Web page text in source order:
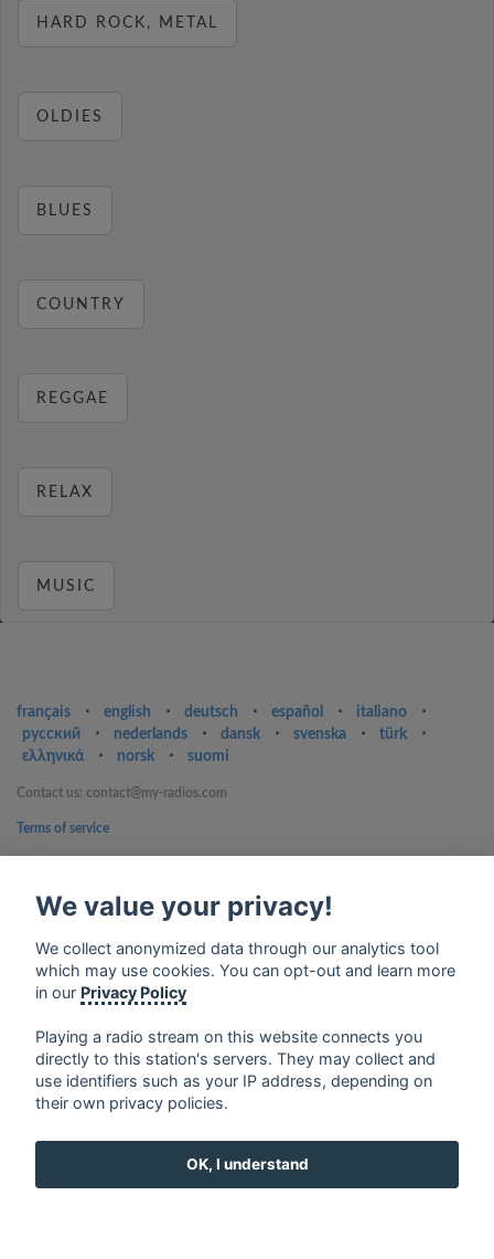
HARD ROCK, METAL
OLDIES
BLUES
COUNTRY
REGGAE
RELAX
MUSIC
français ⋅ english ⋅ deutsch ⋅ español ⋅ italiano
⋅
русский
⋅ nederlands ⋅ dansk ⋅ svenska ⋅ türk
⋅
ελληνικά
⋅ norsk ⋅ suomi
Contact us: contact@my-radios.com
Terms of service
Google Play and the Google Play logo are trademarks of Google Inc.
We value your privacy!
We collect anonymized data through our analytics tool
which may use cookies. You can opt-out and learn more
in our Privacy Policy
Playing a radio stream on this website connects you
directly to this station's servers. They may collect and
use identifiers such as your IP address, depending on
their own privacy policies.
OK, I understand